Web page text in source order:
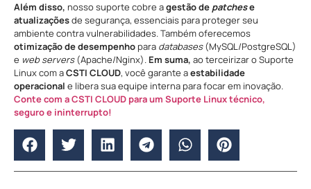
Além disso, nosso suporte cobre agestão de patchese
atualizaçõesde segurança, essenciais para proteger seu
ambiente contra vulnerabilidades. Também oferecemos
otimização de desempenho para databases(MySQL/PostgreSQL)
e web servers(Apache/Nginx). Em suma, ao terceirizar o Suporte
Linux com aCSTI CLOUD, você garante aestabilidade
operacional e libera sua equipe interna para focar em inovação.
Conte com a CSTI CLOUD para um Suporte Linux técnico,
seguro e ininterrupto!